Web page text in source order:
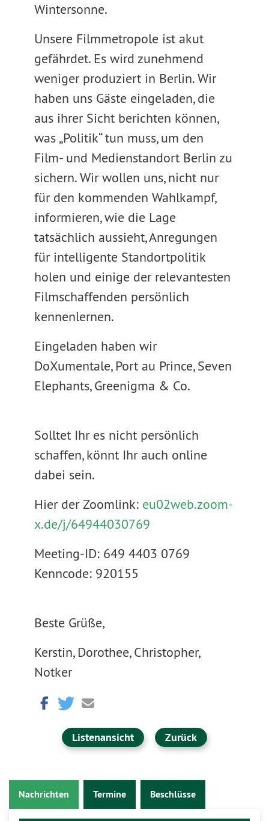
Wintersonne.
Unsere Filmmetropole ist akut
gefährdet. Es wird zunehmend
weniger produziert in Berlin. Wir
haben uns Gäste eingeladen, die
aus ihrer Sicht berichten können,
was „Politik“ tun muss, um den
Film- und Medienstandort Berlin zu
sichern. Wir wollen uns, nicht nur
für den kommenden Wahlkampf,
informieren, wie die Lage
tatsächlich aussieht, Anregungen
für intelligente Standortpolitik
holen und einige der relevantesten
Filmschaffenden persönlich
kennenlernen.
Eingeladen haben wir
DoXumentale, Port au Prince, Seven
Elephants, Greenigma & Co.
Solltet Ihr es nicht persönlich
schaffen, könnt Ihr auch online
dabei sein.
Hier der Zoomlink: eu02web.zoom-
x.de/j/64944030769
Meeting-ID: 649 4403 0769
Kenncode: 920155
Beste Grüße,
Kerstin, Dorothee, Christopher,
Notker
Listenansicht Zurück
Nachrichten Termine Beschlüsse